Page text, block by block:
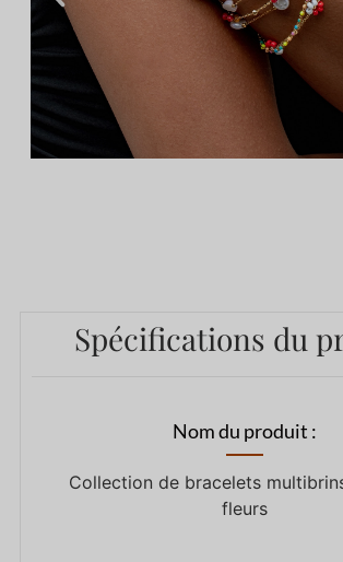
Spécifications du
Nom du produit :
Collection de bracelets
fleurs